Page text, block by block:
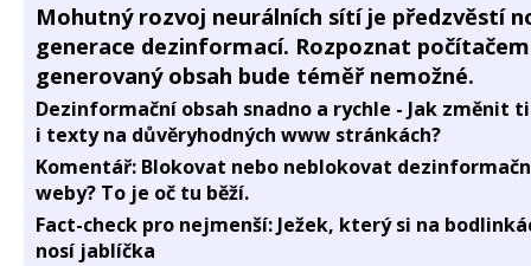
Mohutný rozvoj neurálních sítí je předzvěstí
generace dezinformací. Rozpoznat počítačem
generovaný obsah bude téměř nemožné.
Dezinformační obsah snadno a rychle - Jak změnit
i texty na důvěryhodných www stránkách?
Komentář: Blokovat nebo neblokovat
weby? To je oč tu běží.
Fact-check pro nejmenší: Ježek, který si na
nosí jablíčka